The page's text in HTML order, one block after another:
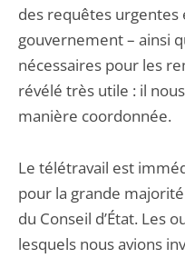
des requêtes urgentes
gouvernement – ainsi
nécessaires pour les
révélé très utile : il
manière coordonnée.
Le télétravail est
pour la grande
du Conseil d’État. Les
lesquels nous avions